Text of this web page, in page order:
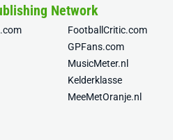
Network
FootballCritic.com
GPFans.com
MusicMeter.nl
Kelderklasse
MeeMetOranje.nl